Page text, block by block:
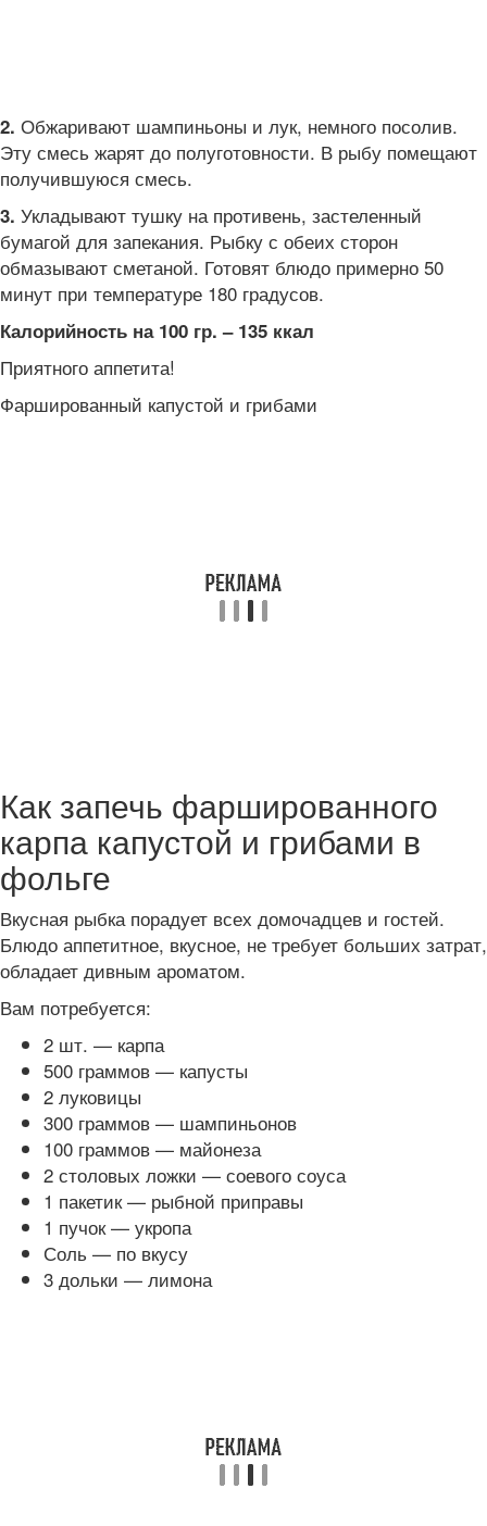
2. Обжаривают шампиньоны и лук, немного посолив.
Эту смесь жарят до полуготовности. В рыбу помещают
получившуюся смесь.
3. Укладывают тушку на противень, застеленный
бумагой для запекания. Рыбку с обеих сторон
обмазывают сметаной. Готовят блюдо примерно 50
минут при температуре 180 градусов.
Калорийность на 100 гр. – 135 ккал
Приятного аппетита!
Фаршированный капустой и грибами
Как запечь фаршированного
карпа капустой и грибами в
фольге
Вкусная рыбка порадует всех домочадцев и гостей.
Блюдо аппетитное, вкусное, не требует больших затрат,
обладает дивным ароматом.
Вам потребуется:
2 шт. — карпа
500 граммов — капусты
2 луковицы
300 граммов — шампиньонов
100 граммов — майонеза
2 столовых ложки — соевого соуса
1 пакетик — рыбной приправы
1 пучок — укропа
Соль — по вкусу
3 дольки — лимона